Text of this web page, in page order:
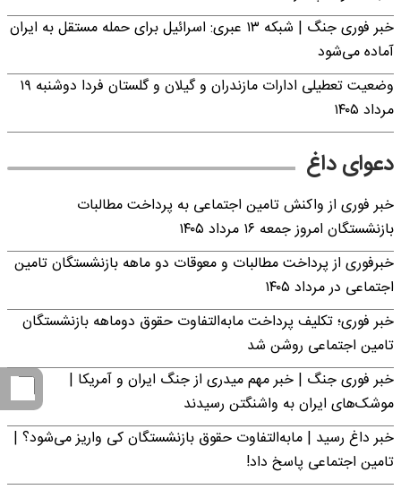
خبر فوری جنگ | شبکه ۱۳ عبری: اسرائیل برای حمله مستقل به ایران
آماده می‌شود
وضعیت تعطیلی ادارات مازندران و گیلان و گلستان فردا دوشنبه ۱۹
مرداد ۱۴۰۵
دعوای داغ
خبر فوری از واکنش تامین اجتماعی به پرداخت مطالبات
بازنشستگان امروز جمعه ۱۶ مرداد ۱۴۰۵
خبرفوری از پرداخت مطالبات و معوقات دو ماهه بازنشستگان تامین
اجتماعی در مرداد ۱۴۰۵
خبر فوری؛ تکلیف پرداخت مابه‌التفاوت حقوق دوماهه بازنشستگان
تامین اجتماعی روشن شد
خبر فوری جنگ | خبر مهم میدری از جنگ ایران و آمریکا |
موشک‌های ایران به واشنگتن رسیدند
خبر داغ رسید | مابه‌التفاوت حقوق بازنشستگان کی واریز می‌شود؟ |
تامین اجتماعی پاسخ داد!